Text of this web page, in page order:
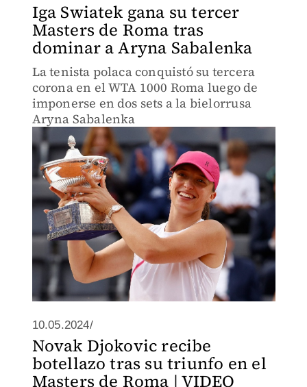
Iga Swiatek gana su tercer
Masters de Roma tras
dominar a Aryna Sabalenka
La tenista polaca conquistó su tercera
corona en el WTA 1000 Roma luego de
imponerse en dos sets a la bielorrusa
Aryna Sabalenka
10.05.2024/
Novak Djokovic recibe
botellazo tras su triunfo en el
Masters de Roma | VIDEO